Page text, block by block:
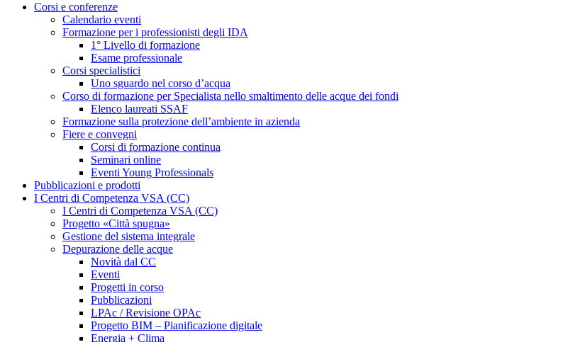
Corsi e conferenze
Calendario eventi
Formazione per i professionisti degli IDA
1° Livello di formazione
Esame professionale
Corsi specialistici
Uno sguardo nel corso d’acqua
Corso di formazione per Specialista nello smaltimento delle acque dei fondi
Elenco laureati SSAF
Formazione sulla protezione dell’ambiente in azienda
Fiere e convegni
Corsi di formazione continua
Seminari online
Eventi Young Professionals
Pubblicazioni e prodotti
I Centri di Competenza VSA (CC)
I Centri di Competenza VSA (CC)
Progetto «Città spugna»
Gestione del sistema integrale
Depurazione delle acque
Novità dal CC
Eventi
Progetti in corso
Pubblicazioni
LPAc / Revisione OPAc
Progetto BIM – Pianificazione digitale
Energia + Clima